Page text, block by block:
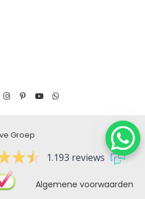
Groep
1.193 reviews
Algemene voorwaarden